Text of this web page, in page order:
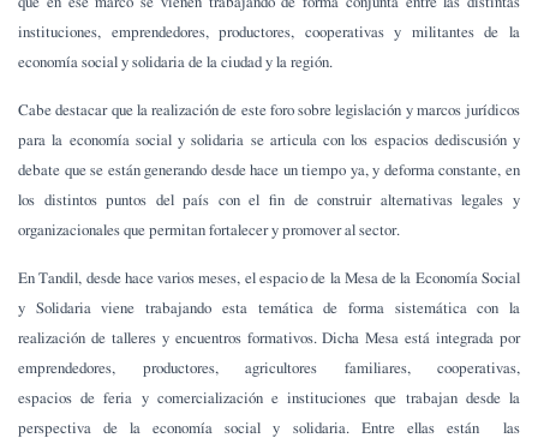
instituciones, emprendedores, productores, cooperativas y militantes de la
economía social y solidaria de la ciudad y la región.
Cabe destacar que la realización de este foro sobre legislación y marcos jurídicos
para la economía social y solidaria se articula con los espacios dediscusión y
debate que se están generando desde hace un tiempo ya, y deforma constante, en
los distintos puntos del país con el fin de construir alternativas legales y
organizacionales que permitan fortalecer y promover al sector.
En Tandil, desde hace varios meses, el espacio de la Mesa de la Economía Social
y Solidaria viene trabajando esta temática de forma sistemática con la
realización de talleres y encuentros formativos. Dicha Mesa está integrada por
emprendedores, productores, agricultores familiares, cooperativas,
espacios de feria y comercialización e instituciones que trabajan desde la
perspectiva de la economía social y solidaria. Entre ellas están las